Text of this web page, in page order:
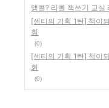
앵콜? 리콜 책쓰기 교실
[센티의 기획 1탄] 책이
회
(0)
[센티의 기획 1탄] 책이
회
(0)